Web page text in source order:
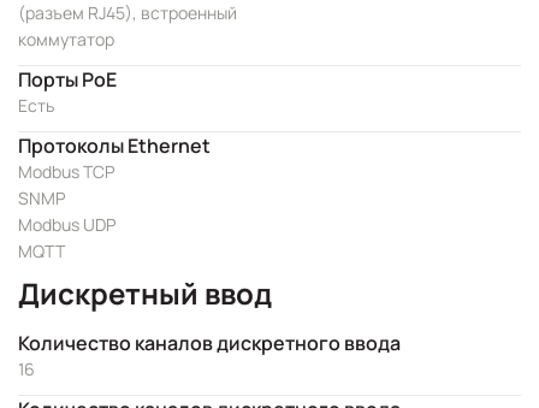
(разъем RJ45), встроенный
коммутатор
Порты PoE
Есть
Протоколы Ethernet
Modbus TCP
SNMP
Modbus UDP
MQTT
Дискретный ввод
Количество каналов дискретного ввода
16